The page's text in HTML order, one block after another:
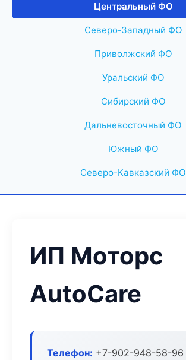
Центральный ФО
Северо-Западный ФО
Приволжский ФО
Уральский ФО
Сибирский ФО
Дальневосточный ФО
Южный ФО
Северо-Кавказский ФО
ИП Моторс
AutoCare
Телефон: +7-902-948-58-96